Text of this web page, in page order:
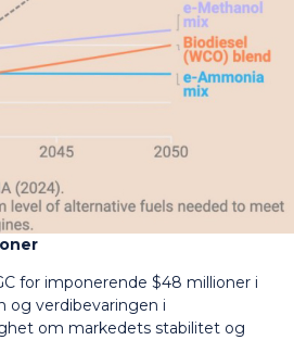
for imponerende $48 millioner i
og verdibevaringen i
om markedets stabilitet og